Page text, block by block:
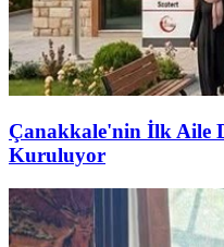
Çanakkale'nin İlk Aile
Kuruluyor